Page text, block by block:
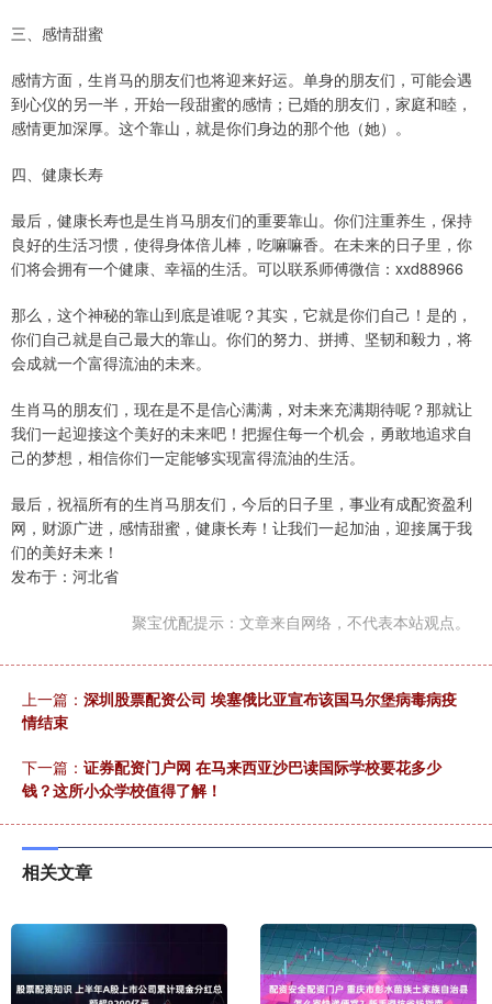
三、感情甜蜜
感情方面，生肖马的朋友们也将迎来好运。单身的朋友们，可能会遇
到心仪的另一半，开始一段甜蜜的感情；已婚的朋友们，家庭和睦，
感情更加深厚。这个靠山，就是你们身边的那个他（她）。
四、健康长寿
最后，健康长寿也是生肖马朋友们的重要靠山。你们注重养生，保持
良好的生活习惯，使得身体倍儿棒，吃嘛嘛香。在未来的日子里，你
们将会拥有一个健康、幸福的生活。可以联系师傅微信：xxd88966
那么，这个神秘的靠山到底是谁呢？其实，它就是你们自己！是的，
你们自己就是自己最大的靠山。你们的努力、拼搏、坚韧和毅力，将
会成就一个富得流油的未来。
生肖马的朋友们，现在是不是信心满满，对未来充满期待呢？那就让
我们一起迎接这个美好的未来吧！把握住每一个机会，勇敢地追求自
己的梦想，相信你们一定能够实现富得流油的生活。
最后，祝福所有的生肖马朋友们，今后的日子里，事业有成配资盈利
网，财源广进，感情甜蜜，健康长寿！让我们一起加油，迎接属于我
们的美好未来！
发布于：河北省
聚宝优配提示：文章来自网络，不代表本站观点。
上一篇： 深圳股票配资公司 埃塞俄比亚宣布该国马尔堡病毒病疫
情结束
下一篇： 证券配资门户网 在马来西亚沙巴读国际学校要花多少
钱？这所小众学校值得了解！
相关文章